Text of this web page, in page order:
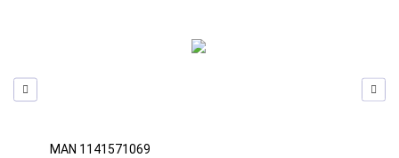
MAN 1141571069